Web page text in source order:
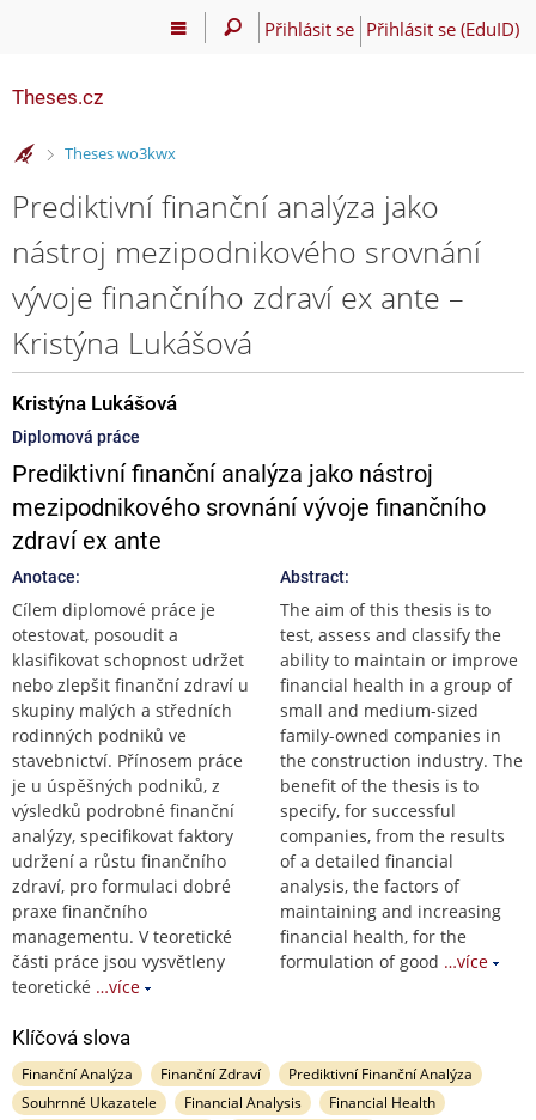
Přihlásit se Přihlásit se (EduID)
Theses.cz
>
Theses wo3kwx
Prediktivní finanční analýza jako
nástroj mezipodnikového srovnání
vývoje finančního zdraví ex ante –
Kristýna Lukášová
Kristýna Lukášová
Diplomová práce
Prediktivní finanční analýza jako nástroj
mezipodnikového srovnání vývoje finančního
zdraví ex ante
Anotace:
Cílem diplomové práce je
otestovat, posoudit a
klasifikovat schopnost udržet
nebo zlepšit finanční zdraví u
skupiny malých a středních
rodinných podniků ve
stavebnictví. Přínosem práce
je u úspěšných podniků, z
výsledků podrobné finanční
analýzy, specifikovat faktory
udržení a růstu finančního
zdraví, pro formulaci dobré
praxe finančního
managementu. V teoretické
části práce jsou vysvětleny
teoretické …více
Abstract:
The aim of this thesis is to
test, assess and classify the
ability to maintain or improve
financial health in a group of
small and medium-sized
family-owned companies in
the construction industry. The
benefit of the thesis is to
specify, for successful
companies, from the results
of a detailed financial
analysis, the factors of
maintaining and increasing
financial health, for the
formulation of good …více
Klíčová slova
Finanční Analýza Finanční Zdraví
Prediktivní Finanční Analýza
Souhrnné Ukazatele
Financial Analysis
Financial Health